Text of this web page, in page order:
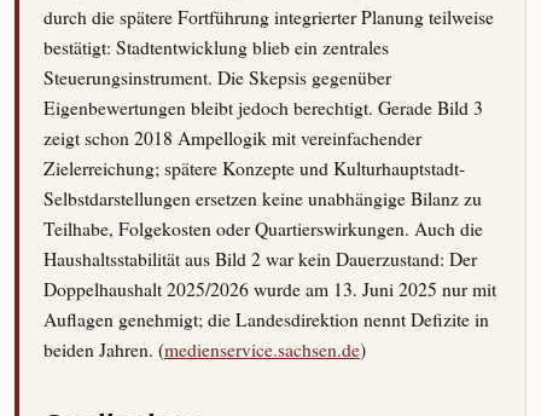
durch die spätere Fortführung integrierter Planung teilweise
bestätigt: Stadtentwicklung blieb ein zentrales
Steuerungsinstrument. Die Skepsis gegenüber
Eigenbewertungen bleibt jedoch berechtigt. Gerade Bild 3
zeigt schon 2018 Ampellogik mit vereinfachender
Zielerreichung; spätere Konzepte und Kulturhauptstadt-
Selbstdarstellungen ersetzen keine unabhängige Bilanz zu
Teilhabe, Folgekosten oder Quartierswirkungen. Auch die
Haushaltsstabilität aus Bild 2 war kein Dauerzustand: Der
Doppelhaushalt 2025/2026 wurde am 13. Juni 2025 nur mit
Auflagen genehmigt; die Landesdirektion nennt Defizite in
beiden Jahren. (medienservice.sachsen.de)